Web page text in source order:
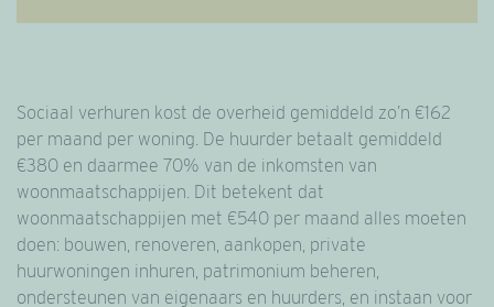
Sociaal verhuren kost de overheid gemiddeld zo’n €162
per maand per woning. De huurder betaalt gemiddeld
€380 en daarmee 70% van de inkomsten van
woonmaatschappijen. Dit betekent dat
woonmaatschappijen met €540 per maand alles moeten
doen: bouwen, renoveren, aankopen, private
huurwoningen inhuren, patrimonium beheren,
ondersteunen van eigenaars en huurders, en instaan voor